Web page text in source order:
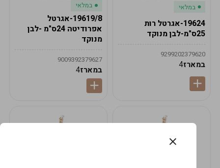
במלאי
19624-אגרטל רות
25ס"מ-לבן מנוקד
9299202379620
במארז4
במלאי
19619/8-אגרטל
אפרודיטה 24ס"מ -לבן
מנוקד
9009392379627
במארז4